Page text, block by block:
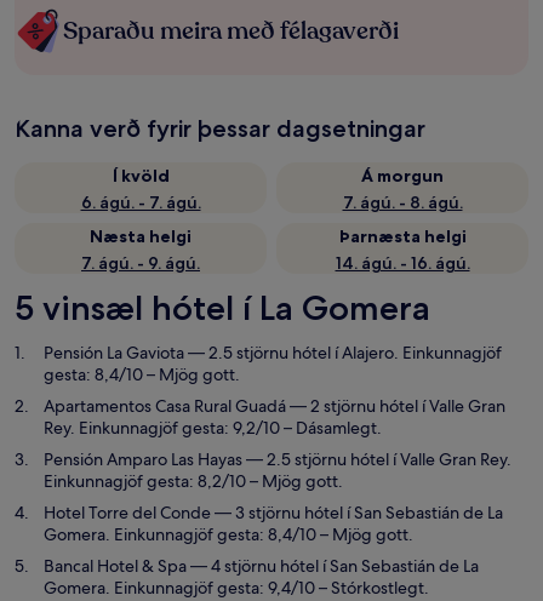
Sparaðu meira með félagaverði
Kanna verð fyrir þessar dagsetningar
Í kvöld
6. ágú. - 7. ágú.
Á morgun
7. ágú. - 8. ágú.
Næsta helgi
7. ágú. - 9. ágú.
Þarnæsta helgi
14. ágú. - 16. ágú.
5 vinsæl hótel í La Gomera
Pensión La Gaviota— 2.5 stjörnu hótel í Alajero. Einkunnagjöf
gesta: 8,4/10 – Mjög gott.
Apartamentos Casa Rural Guadá— 2 stjörnu hótel í Valle Gran
Rey. Einkunnagjöf gesta: 9,2/10 – Dásamlegt.
Pensión Amparo Las Hayas— 2.5 stjörnu hótel í Valle Gran Rey.
Einkunnagjöf gesta: 8,2/10 – Mjög gott.
Hotel Torre del Conde— 3 stjörnu hótel í San Sebastián de La
Gomera. Einkunnagjöf gesta: 8,4/10 – Mjög gott.
Bancal Hotel & Spa— 4 stjörnu hótel í San Sebastián de La
Gomera. Einkunnagjöf gesta: 9,4/10 – Stórkostlegt.